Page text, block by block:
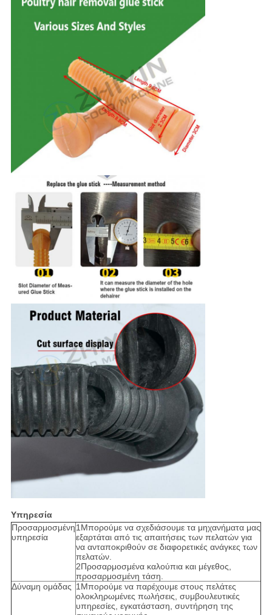
Υπηρεσία
Προσαρμοσμένη
υπηρεσία
1Μπορούμε να σχεδιάσουμε τα μηχανήματα μας
εξαρτάται από τις απαιτήσεις των πελατών για
να ανταποκριθούν σε διαφορετικές ανάγκες των
πελατών.
2Προσαρμοσμένα καλούπια και μέγεθος,
προσαρμοσμένη τάση.
Δύναμη ομάδας 1Μπορούμε να παρέχουμε στους πελάτες
ολοκληρωμένες πωλήσεις, συμβουλευτικές
υπηρεσίες, εγκατάσταση, συντήρηση της